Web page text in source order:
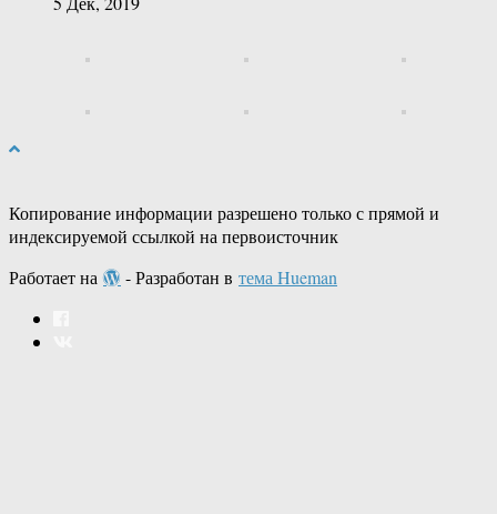
Копирование информации разрешено только с прямой и
индексируемой ссылкой на первоисточник
Работает на
- Разработан в тема Hueman